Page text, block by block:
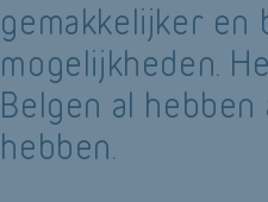
gemakkelijker en
mogelijkheden.
Belgen al
hebben.